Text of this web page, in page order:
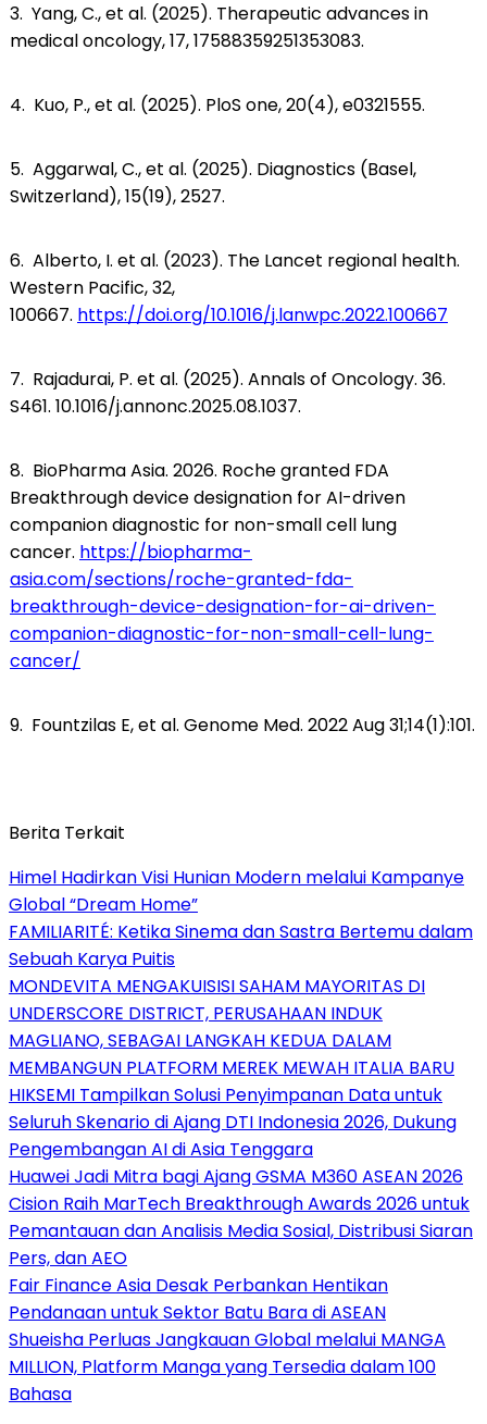
3. Yang, C., et al. (2025). Therapeutic advances in
medical oncology, 17, 17588359251353083.
4. Kuo, P., et al. (2025). PloS one, 20(4), e0321555.
5. Aggarwal, C., et al. (2025). Diagnostics (Basel,
Switzerland), 15(19), 2527.
6. Alberto, I. et al. (2023). The Lancet regional health.
Western Pacific, 32,
100667. https://doi.org/10.1016/j.lanwpc.2022.100667
7. Rajadurai, P. et al. (2025). Annals of Oncology. 36.
S461. 10.1016/j.annonc.2025.08.1037.
8. BioPharma Asia. 2026. Roche granted FDA
Breakthrough device designation for AI-driven
companion diagnostic for non-small cell lung
cancer. https://biopharma-
asia.com/sections/roche-granted-fda-
breakthrough-device-designation-for-ai-driven-
companion-diagnostic-for-non-small-cell-lung-
cancer/
9. Fountzilas E, et al. Genome Med. 2022 Aug 31;14(1):101.
Berita Terkait
Himel Hadirkan Visi Hunian Modern melalui Kampanye
Global “Dream Home”
FAMILIARITÉ: Ketika Sinema dan Sastra Bertemu dalam
Sebuah Karya Puitis
MONDEVITA MENGAKUISISI SAHAM MAYORITAS DI
UNDERSCORE DISTRICT, PERUSAHAAN INDUK
MAGLIANO, SEBAGAI LANGKAH KEDUA DALAM
MEMBANGUN PLATFORM MEREK MEWAH ITALIA BARU
HIKSEMI Tampilkan Solusi Penyimpanan Data untuk
Seluruh Skenario di Ajang DTI Indonesia 2026, Dukung
Pengembangan AI di Asia Tenggara
Huawei Jadi Mitra bagi Ajang GSMA M360 ASEAN 2026
Cision Raih MarTech Breakthrough Awards 2026 untuk
Pemantauan dan Analisis Media Sosial, Distribusi Siaran
Pers, dan AEO
Fair Finance Asia Desak Perbankan Hentikan
Pendanaan untuk Sektor Batu Bara di ASEAN
Shueisha Perluas Jangkauan Global melalui MANGA
MILLION, Platform Manga yang Tersedia dalam 100
Bahasa